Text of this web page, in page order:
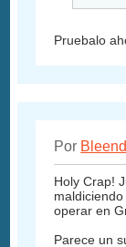
Pruebalo
Por Bleend
Holy Crap!
operar en
Parece un